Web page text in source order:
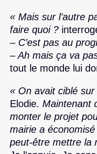
« Mais sur l’autre
faire quoi ?
– C’est pas au
– Ah mais ça va
tout le monde lui
« On avait ciblé
Elodie. Maintenant
monter le projet
mairie a
peut-être mettre la